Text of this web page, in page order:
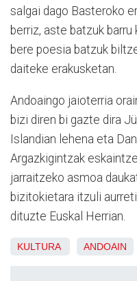
salgai dago Basteroko
berriz, aste batzuk
bere poesia batzuk
daiteke erakusketan.
Andoaingo jaioterria
bizi diren bi gazte dira
Islandian lehena eta
Argazkigintzak
jarraitzeko asmoa
bizitokietara itzuli
dituzte Euskal Herrian.
KULTURA ANDOAIN